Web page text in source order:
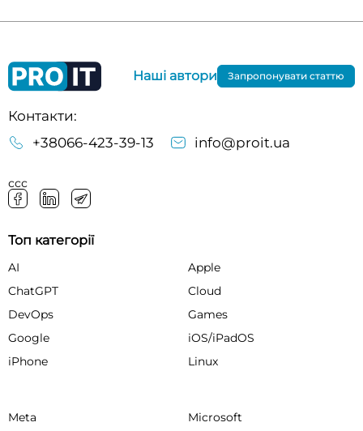
Контакти:
+38066-423-39-13
info@proit.ua
ссс
Наші автори Запропонувати статтю
Топ категорії
AI
Apple
ChatGPT
Cloud
DevOps
Games
Google
iOS/iPadOS
iPhone
Linux
Meta
Microsoft